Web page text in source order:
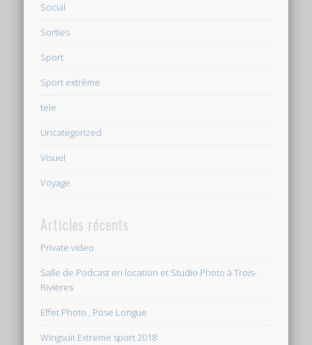
Social
Sorties
Sport
Sport extrême
tele
Uncategorized
Visuel
Voyage
Articles récents
Private video
Salle de Podcast en location et Studio Photo à Trois-
Rivières
Effet Photo , Pose Longue
Wingsuit Extreme sport 2018